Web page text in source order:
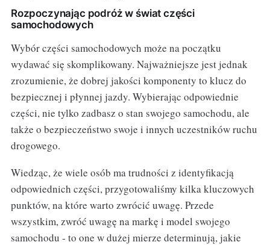
Rozpoczynając podróż w świat części
samochodowych
Wybór części samochodowych może na początku
wydawać się skomplikowany. Najważniejsze jest jednak
zrozumienie, że dobrej jakości komponenty to klucz do
bezpiecznej i płynnej jazdy. Wybierając odpowiednie
części, nie tylko zadbasz o stan swojego samochodu, ale
także o bezpieczeństwo swoje i innych uczestników ruchu
drogowego.
Wiedząc, że wiele osób ma trudności z identyfikacją
odpowiednich części, przygotowaliśmy kilka kluczowych
punktów, na które warto zwrócić uwagę. Przede
wszystkim, zwróć uwagę na markę i model swojego
samochodu - to one w dużej mierze determinują, jakie